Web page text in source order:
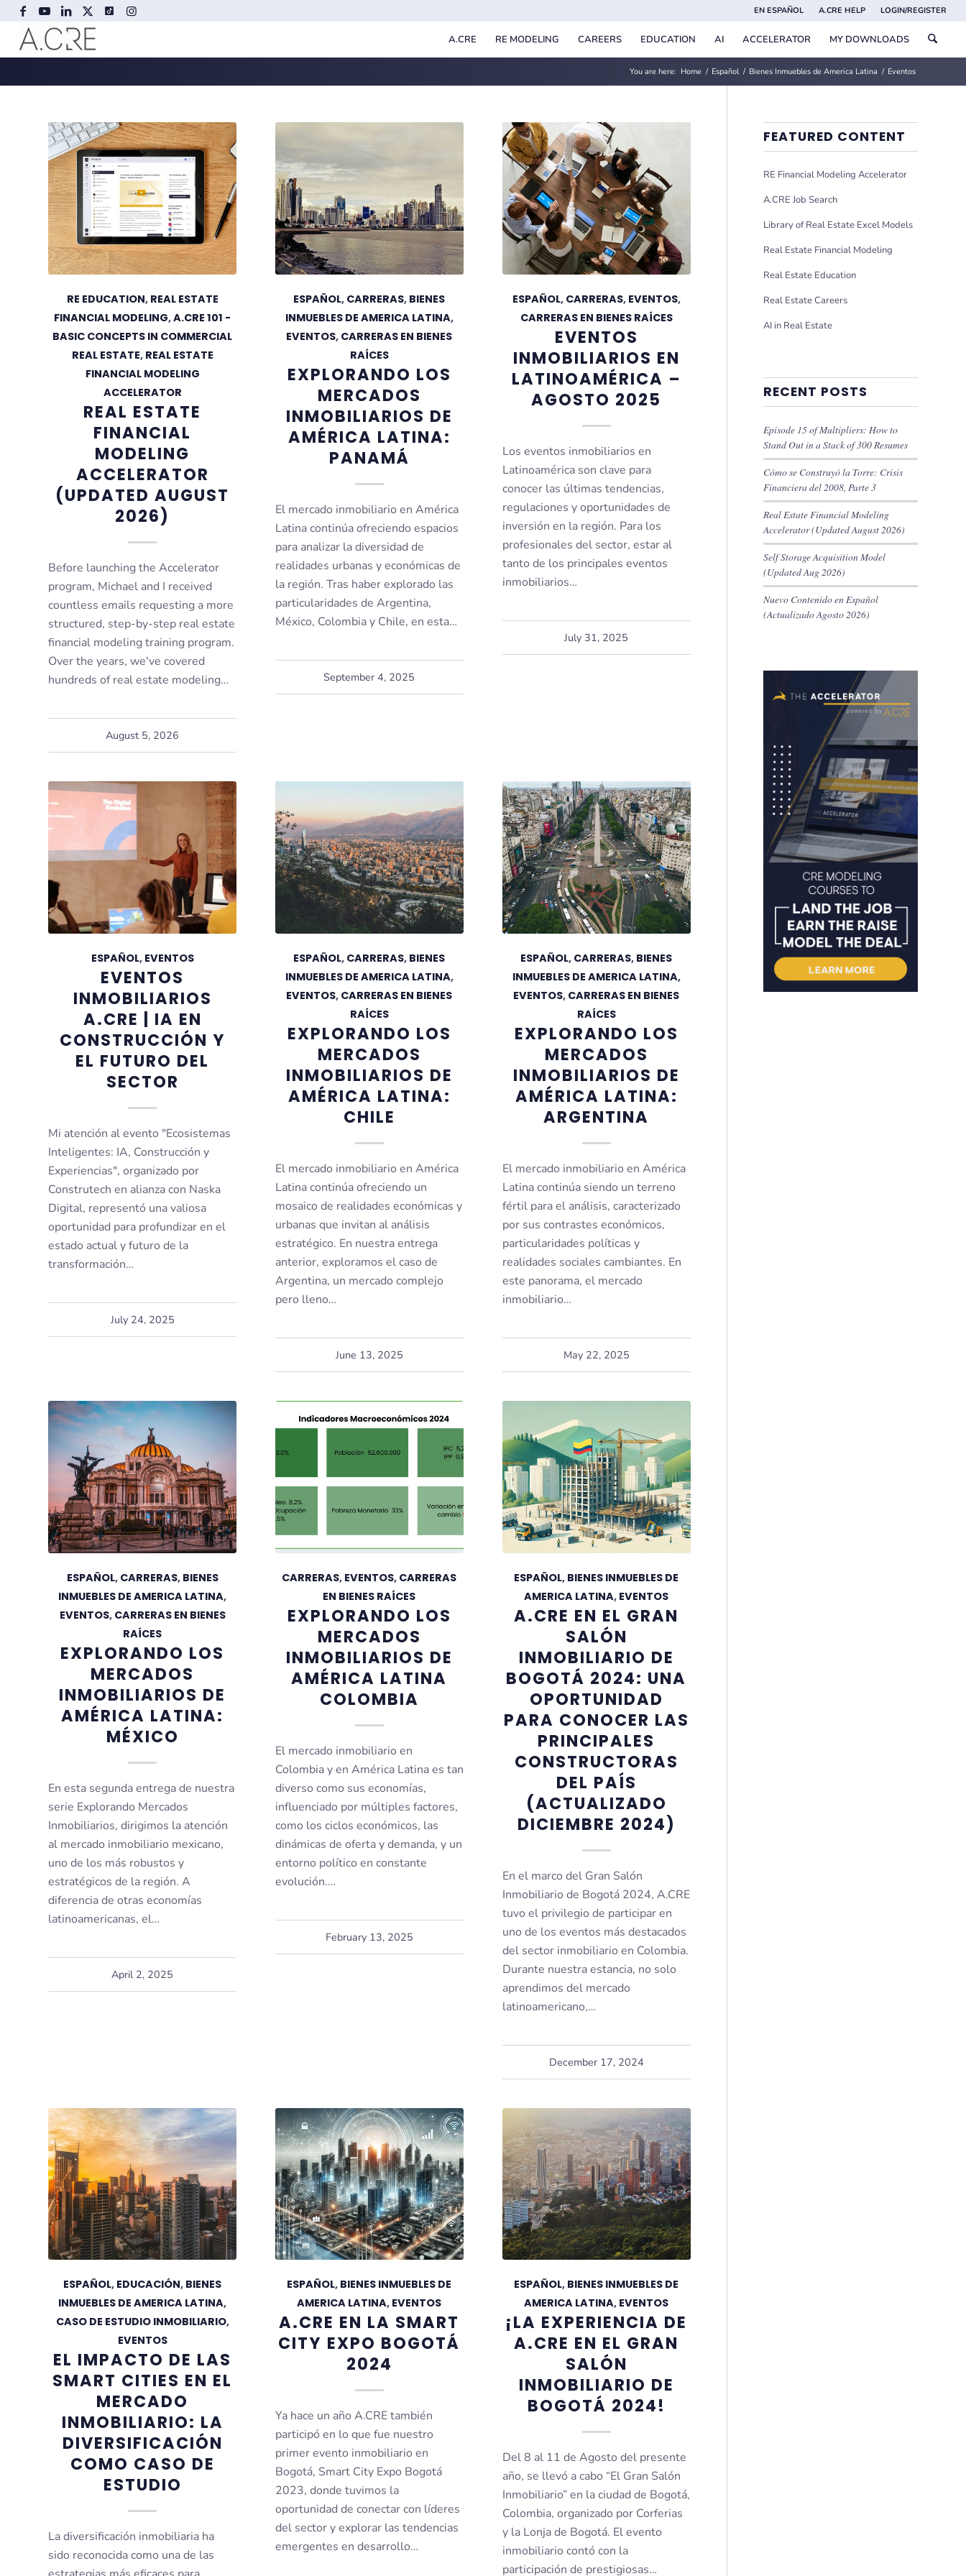
EN ESPAÑOL A.CRE HELP LOGIN/REGISTER
A.CRE RE MODELING CAREERS EDUCATION AI ACCELERATOR MY DOWNLOADS
You are here: Home / Español / Bienes Inmuebles de America Latina / Eventos
RE EDUCATION, REAL ESTATE
FINANCIAL MODELING,A.CRE 101 -
BASIC CONCEPTS IN COMMERCIAL
REAL ESTATE, REAL ESTATE
FINANCIAL MODELING
ACCELERATOR
REAL ESTATE
FINANCIAL
MODELING
ACCELERATOR
(UPDATED AUGUST
2026)
Before launching the Accelerator
program, Michael and I received
countless emails requesting a more
structured, step-by-step real estate
financial modeling training program.
Over the years, we've covered
hundreds of real estate modeling…
August 5, 2026
ESPAÑOL, CARRERAS, BIENES
INMUEBLES DE AMERICA LATINA,
EVENTOS, CARRERAS EN BIENES
RAÍCES
EXPLORANDO LOS
MERCADOS
INMOBILIARIOS DE
AMÉRICA LATINA:
PANAMÁ
El mercado inmobiliario en América
Latina continúa ofreciendo espacios
para analizar la diversidad de
realidades urbanas y económicas de
la región. Tras haber explorado las
particularidades de Argentina,
México, Colombia y Chile, en esta…
September 4, 2025
ESPAÑOL, CARRERAS, EVENTOS,
CARRERAS EN BIENES RAÍCES
EVENTOS
INMOBILIARIOS EN
LATINOAMÉRICA –
AGOSTO 2025
Los eventos inmobiliarios en
Latinoamérica son clave para
conocer las últimas tendencias,
regulaciones y oportunidades de
inversión en la región. Para los
profesionales del sector, estar al
tanto de los principales eventos
inmobiliarios…
July 31, 2025
ESPAÑOL, EVENTOS
EVENTOS
INMOBILIARIOS
A.CRE | IA EN
CONSTRUCCIÓN Y
EL FUTURO DEL
SECTOR
Mi atención al evento "Ecosistemas
Inteligentes: IA, Construcción y
Experiencias", organizado por
Construtech en alianza con Naska
Digital, representó una valiosa
oportunidad para profundizar en el
estado actual y futuro de la
transformación…
July 24, 2025
ESPAÑOL, CARRERAS, BIENES
INMUEBLES DE AMERICA LATINA,
EVENTOS, CARRERAS EN BIENES
RAÍCES
EXPLORANDO LOS
MERCADOS
INMOBILIARIOS DE
AMÉRICA LATINA:
CHILE
El mercado inmobiliario en América
Latina continúa ofreciendo un
mosaico de realidades económicas y
urbanas que invitan al análisis
estratégico. En nuestra entrega
anterior, exploramos el caso de
Argentina, un mercado complejo
pero lleno…
June 13, 2025
ESPAÑOL, CARRERAS, BIENES
INMUEBLES DE AMERICA LATINA,
EVENTOS, CARRERAS EN BIENES
RAÍCES
EXPLORANDO LOS
MERCADOS
INMOBILIARIOS DE
AMÉRICA LATINA:
ARGENTINA
El mercado inmobiliario en América
Latina continúa siendo un terreno
fértil para el análisis, caracterizado
por sus contrastes económicos,
particularidades políticas y
realidades sociales cambiantes. En
este panorama, el mercado
inmobiliario…
May 22, 2025
ESPAÑOL, CARRERAS, BIENES
INMUEBLES DE AMERICA LATINA,
EVENTOS, CARRERAS EN BIENES
RAÍCES
EXPLORANDO LOS
MERCADOS
INMOBILIARIOS DE
AMÉRICA LATINA:
MÉXICO
En esta segunda entrega de nuestra
serie Explorando Mercados
Inmobiliarios, dirigimos la atención
al mercado inmobiliario mexicano,
uno de los más robustos y
estratégicos de la región. A
diferencia de otras economías
latinoamericanas, el…
April 2, 2025
CARRERAS, EVENTOS, CARRERAS
EN BIENES RAÍCES
EXPLORANDO LOS
MERCADOS
INMOBILIARIOS DE
AMÉRICA LATINA
COLOMBIA
El mercado inmobiliario en
Colombia y en América Latina es tan
diverso como sus economías,
influenciado por múltiples factores,
como los ciclos económicos, las
dinámicas de oferta y demanda, y un
entorno político en constante
evolución.…
February 13, 2025
ESPAÑOL, BIENES INMUEBLES DE
AMERICA LATINA, EVENTOS
A.CRE EN EL GRAN
SALÓN
INMOBILIARIO DE
BOGOTÁ 2024: UNA
OPORTUNIDAD
PARA CONOCER LAS
PRINCIPALES
CONSTRUCTORAS
DEL PAÍS
(ACTUALIZADO
DICIEMBRE 2024)
En el marco del Gran Salón
Inmobiliario de Bogotá 2024, A.CRE
tuvo el privilegio de participar en
uno de los eventos más destacados
del sector inmobiliario en Colombia.
Durante nuestra estancia, no solo
aprendimos del mercado
latinoamericano,…
December 17, 2024
ESPAÑOL, EDUCACIÓN, BIENES
INMUEBLES DE AMERICA LATINA,
CASO DE ESTUDIO INMOBILIARIO,
EVENTOS
EL IMPACTO DE LAS
SMART CITIES EN EL
MERCADO
INMOBILIARIO: LA
DIVERSIFICACIÓN
COMO CASO DE
ESTUDIO
La diversificación inmobiliaria ha
sido reconocida como una de las
ESPAÑOL, BIENES INMUEBLES DE
AMERICA LATINA, EVENTOS
A.CRE EN LA SMART
CITY EXPO BOGOTÁ
2024
Ya hace un año A.CRE también
participó en lo que fue nuestro
primer evento inmobiliario en
Bogotá, Smart City Expo Bogotá
2023, donde tuvimos la
oportunidad de conectar con líderes
del sector y explorar las tendencias
emergentes en desarrollo…
ESPAÑOL, BIENES INMUEBLES DE
AMERICA LATINA, EVENTOS
¡LA EXPERIENCIA DE
A.CRE EN EL GRAN
SALÓN
INMOBILIARIO DE
BOGOTÁ 2024!
Del 8 al 11 de Agosto del presente
año, se llevó a cabo “El Gran Salón
Inmobiliario” en la ciudad de Bogotá,
Colombia, organizado por Corferias
y la Lonja de Bogotá. El evento
inmobiliario contó con la
participación de prestigiosas…
FEATURED CONTENT
RE Financial Modeling Accelerator
A.CRE Job Search
Library of Real Estate Excel Models
Real Estate Financial Modeling
Real Estate Education
Real Estate Careers
AI in Real Estate
RECENT POSTS
Episode 15 of Multipliers: How to
Stand Out in a Stack of 300 Resumes
Cómo se Construyó la Torre: Crisis
Financiera del 2008, Parte 3
Real Estate Financial Modeling
Accelerator (Updated August 2026)
Self Storage Acquisition Model
(Updated Aug 2026)
Nuevo Contenido en Español
(Actualizado Agosto 2026)